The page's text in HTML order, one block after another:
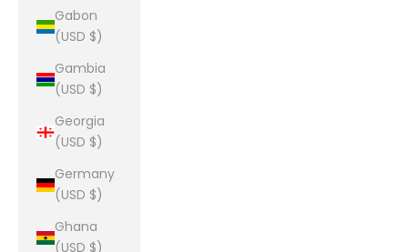
Gabon
(USD $)
Gambia
(USD $)
Georgia
(USD $)
Germany
(USD $)
Ghana
(USD $)